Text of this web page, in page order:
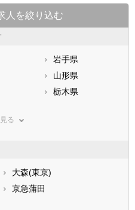
人を絞り込む
岩手県
山形県
栃木県
る
大森(東京)
京急蒲田